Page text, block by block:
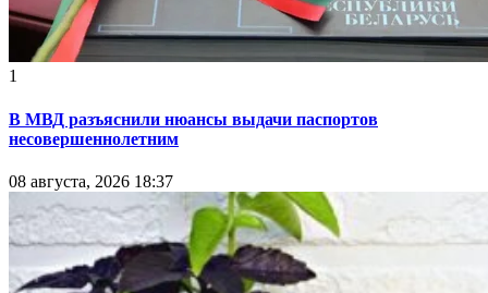
1
В МВД разъяснили нюансы выдачи паспортов
несовершеннолетним
08 августа, 2026 18:37